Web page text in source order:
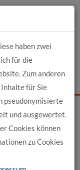
Suche
Kontakt
haben zwei
für die
Zum anderen
für Sie
pseudonymisierte
und ausgewertet.
Cookies können
zu Cookies